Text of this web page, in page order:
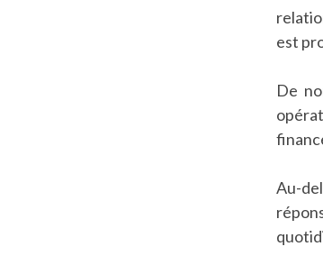
est
De
Au-